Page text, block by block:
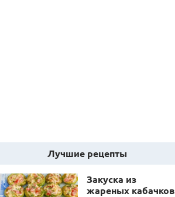
Лучшие рецепты
Закуска из
жареных кабачков